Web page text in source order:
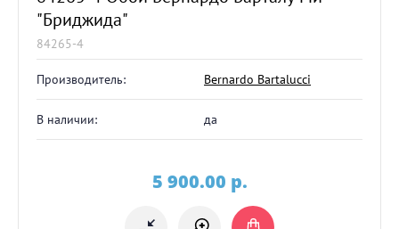
"Бриджида"
84265-4
Производитель: Bernardo Bartalucci
В наличии: да
5 900.00 p.